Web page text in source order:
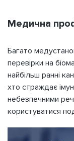
Медична
Багато
перевірки на
найбільш ранні
хто страждає
небезпечними
користуватися